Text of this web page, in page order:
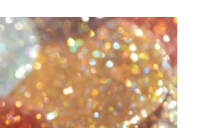
PREZMO
ニュアンスジェル
アートインク
チャート・チップ関連
その他ネイルツール
レジン・モールド